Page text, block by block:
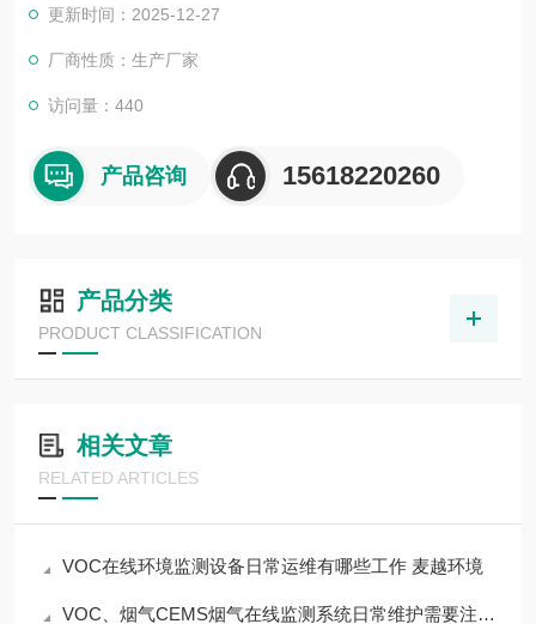
更新时间：2025-12-27
厂商性质：生产厂家
访问量：440
产品咨询 15618220260
产品分类
PRODUCT CLASSIFICATION
相关文章
RELATED ARTICLES
VOC在线环境监测设备日常运维有哪些工作 麦越环境
VOC、烟气CEMS烟气在线监测系统日常维护需要注意的事项 麦越环境